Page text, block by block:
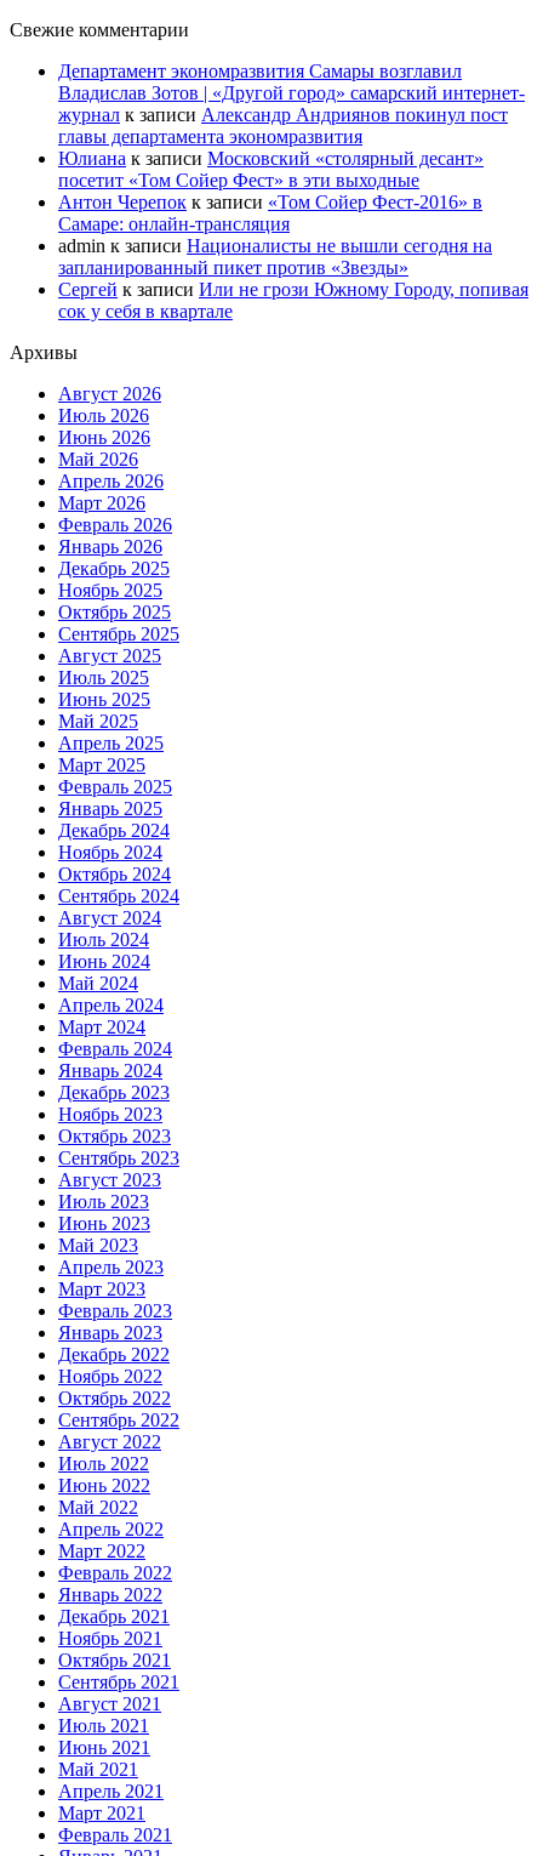
Свежие комментарии
Департамент экономразвития Самары возглавил
Владислав Зотов | «Другой город» самарский интернет-
журнал к записи Александр Андриянов покинул пост
главы департамента экономразвития
Юлиана к записи Московский «столярный десант»
посетит «Том Сойер Фест» в эти выходные
Антон Черепок к записи «Том Сойер Фест-2016» в
Самаре: онлайн-трансляция
admin к записи Националисты не вышли сегодня на
запланированный пикет против «Звезды»
Сергей к записи Или не грози Южному Городу, попивая
сок у себя в квартале
Архивы
Август 2026
Июль 2026
Июнь 2026
Май 2026
Апрель 2026
Март 2026
Февраль 2026
Январь 2026
Декабрь 2025
Ноябрь 2025
Октябрь 2025
Сентябрь 2025
Август 2025
Июль 2025
Июнь 2025
Май 2025
Апрель 2025
Март 2025
Февраль 2025
Январь 2025
Декабрь 2024
Ноябрь 2024
Октябрь 2024
Сентябрь 2024
Август 2024
Июль 2024
Июнь 2024
Май 2024
Апрель 2024
Март 2024
Февраль 2024
Январь 2024
Декабрь 2023
Ноябрь 2023
Октябрь 2023
Сентябрь 2023
Август 2023
Июль 2023
Июнь 2023
Май 2023
Апрель 2023
Март 2023
Февраль 2023
Январь 2023
Декабрь 2022
Ноябрь 2022
Октябрь 2022
Сентябрь 2022
Август 2022
Июль 2022
Июнь 2022
Май 2022
Апрель 2022
Март 2022
Февраль 2022
Январь 2022
Декабрь 2021
Ноябрь 2021
Октябрь 2021
Сентябрь 2021
Август 2021
Июль 2021
Июнь 2021
Май 2021
Апрель 2021
Март 2021
Февраль 2021